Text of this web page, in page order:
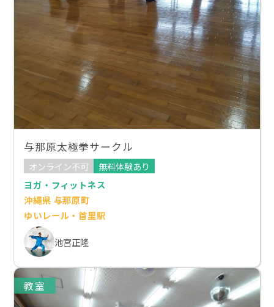
与那原太極拳サークル
オンライン不可
無料体験あり
ヨガ・フィットネス
沖縄県 与那原町
ゆいレール・首里駅
池宮正隆
教室